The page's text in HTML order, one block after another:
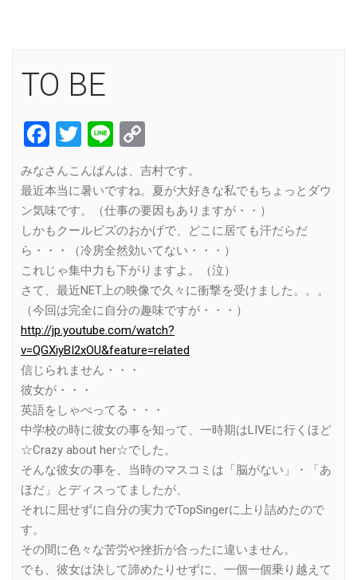
TO BE
Facebook
Twitter
Line
Link
みなさんこんばんは、吉村です。
最近本当に暑いですね。夏が大好きな私でもちょっとダウ
ン気味です。（仕事の要因もありますが・・）
しかもクールビズのおかげで、どこに居ても汗だらだ
ら・・・（冷房全然効いてない・・・）
これじゃ集中力も下がりますよ。（泣）
さて、最近NET上の映像で久々に衝撃を受けました。。。
（今回は完全に自分の趣味ですが・・・）
http://jp.youtube.com/watch?
v=QGXiyBI2xOU&feature=related
信じられません・・・
彼女が・・・
英語をしゃべってる・・・
中学校の時に彼女の事を知って、一時期はLIVEに行くほど
☆Crazy about her☆でした。
そんな彼女の事を、当時のマスコミは「脳がない」・「あ
ほだ」とディスってましたが、
それに屈せずに自分の実力でTopSingerに上り詰めたので
す。
その間に色々な苦労や挫折が合ったに違いません。
でも、彼女は決して諦めたりせずに、一個一個乗り越えて